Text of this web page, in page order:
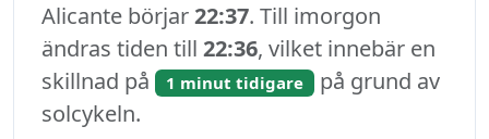
Alicante börjar22:37. Till imorgon
ändras tiden till 22:36, vilket innebär en
skillnad på
1 minut tidigare på grund av
solcykeln.